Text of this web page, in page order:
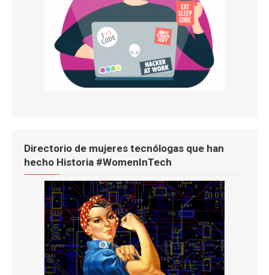
Directorio de mujeres tecnólogas que han
hecho Historia #WomenInTech